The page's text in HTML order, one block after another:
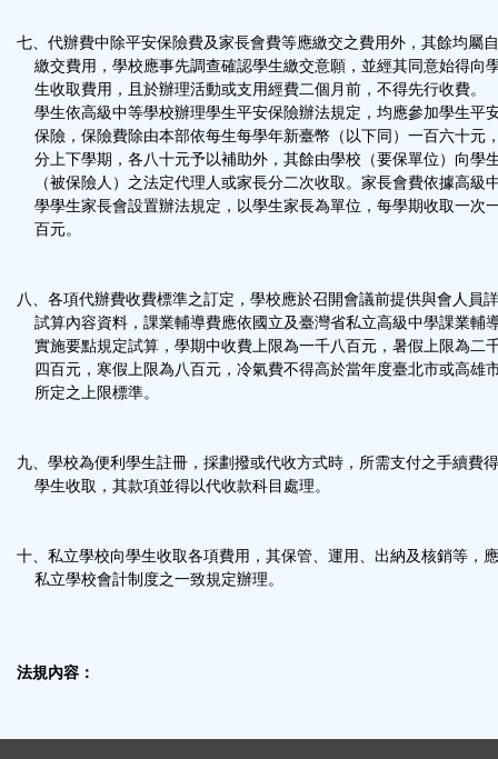
七、代辦費中除平安保險費及家長會費等應繳交之費用外，其餘均屬
繳交費用，學校應事先調查確認學生繳交意願，並經其同意始得向
生收取費用，且於辦理活動或支用經費二個月前，不得先行收費。
學生依高級中等學校辦理學生平安保險辦法規定，均應參加學生平
保險，保險費除由本部依每生每學年新臺幣（以下同）一百六十元
分上下學期，各八十元予以補助外，其餘由學校（要保單位）向學
（被保險人）之法定代理人或家長分二次收取。家長會費依據高級
學學生家長會設置辦法規定，以學生家長為單位，每學期收取一次
百元。
八、各項代辦費收費標準之訂定，學校應於召開會議前提供與會人員
試算內容資料，課業輔導費應依國立及臺灣省私立高級中學課業輔
實施要點規定試算，學期中收費上限為一千八百元，暑假上限為二
四百元，寒假上限為八百元，冷氣費不得高於當年度臺北市或高雄
所定之上限標準。
九、學校為便利學生註冊，採劃撥或代收方式時，所需支付之手續費
學生收取，其款項並得以代收款科目處理。
十、私立學校向學生收取各項費用，其保管、運用、出納及核銷等，
私立學校會計制度之一致規定辦理。
法規內容：